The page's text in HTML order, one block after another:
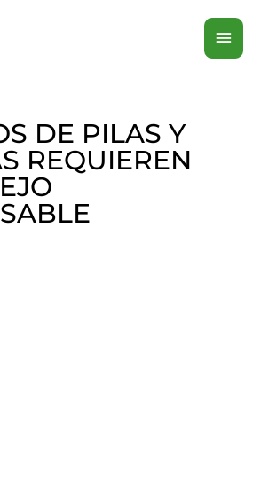
DE PILAS Y
REQUIEREN